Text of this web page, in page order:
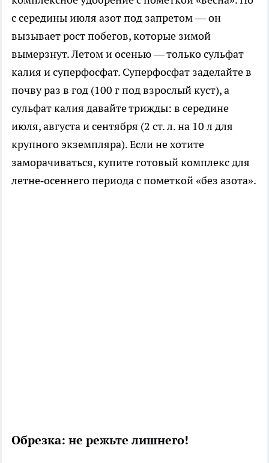
с середины июля азот под запретом — он
вызывает рост побегов, которые зимой
вымерзнут. Летом и осенью — только сульфат
калия и суперфосфат. Суперфосфат заделайте в
почву раз в год (100 г под взрослый куст), а
сульфат калия давайте трижды: в середине
июля, августа и сентября (2 ст. л. на 10 л для
крупного экземпляра). Если не хотите
заморачиваться, купите готовый комплекс для
летне‑осеннего периода с пометкой «без азота».
Обрезка: не режьте лишнего!